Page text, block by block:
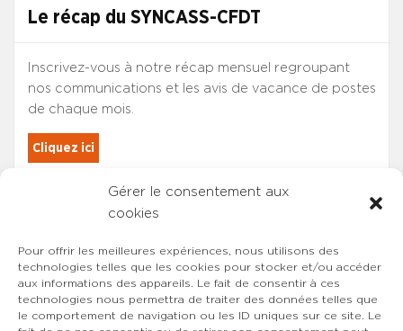
Gérer le consentement aux
cookies
Pour offrir les meilleures expériences, nous utilisons des
technologies telles que les cookies pour stocker et/ou accéder
aux informations des appareils. Le fait de consentir à ces
technologies nous permettra de traiter des données telles que
le comportement de navigation ou les ID uniques sur ce site. Le
Le récap du SYNCASS-CFDT
Inscrivez-vous à notre récap mensuel regroupant
nos communications et les avis de vacance de postes
de chaque mois.
Cliquez ici
Les adhérents du SYNCASS-CFDT
sont automatiquement inscrits.